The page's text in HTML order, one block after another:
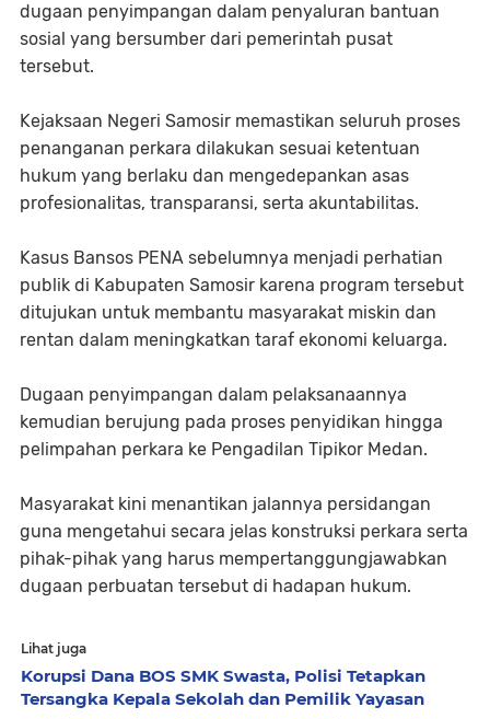
dugaan penyimpangan dalam penyaluran bantuan
sosial yang bersumber dari pemerintah pusat
tersebut.
Kejaksaan Negeri Samosir memastikan seluruh proses
penanganan perkara dilakukan sesuai ketentuan
hukum yang berlaku dan mengedepankan asas
profesionalitas, transparansi, serta akuntabilitas.
Kasus Bansos PENA sebelumnya menjadi perhatian
publik di Kabupaten Samosir karena program tersebut
ditujukan untuk membantu masyarakat miskin dan
rentan dalam meningkatkan taraf ekonomi keluarga.
Dugaan penyimpangan dalam pelaksanaannya
kemudian berujung pada proses penyidikan hingga
pelimpahan perkara ke Pengadilan Tipikor Medan.
Masyarakat kini menantikan jalannya persidangan
guna mengetahui secara jelas konstruksi perkara serta
pihak-pihak yang harus mempertanggungjawabkan
dugaan perbuatan tersebut di hadapan hukum.
Lihat juga
Korupsi Dana BOS SMK Swasta, Polisi Tetapkan
Tersangka Kepala Sekolah dan Pemilik Yayasan